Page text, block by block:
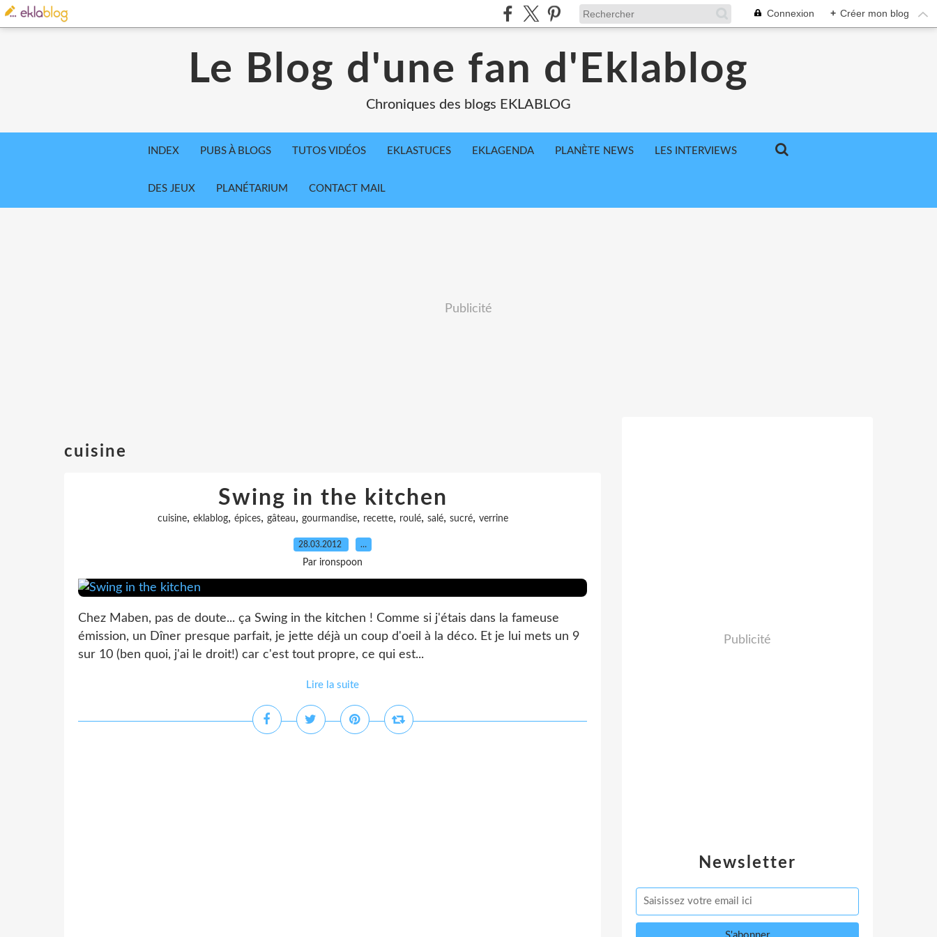
Connexion + Créer mon blog
Le Blog d'une fan d'Eklablog
Chroniques des blogs EKLABLOG
INDEX PUBS À BLOGS TUTOS VIDÉOS EKLASTUCES EKLAGENDA PLANÈTE NEWS LES INTERVIEWS
DES JEUX PLANÉTARIUM CONTACT MAIL
Publicité
cuisine
Swing in the kitchen
cuisine, eklablog, épices, gâteau, gourmandise, recette, roulé, salé, sucré, verrine
28.03.2012 …
Par ironspoon
Chez Maben, pas de doute... ça Swing in the kitchen ! Comme si j'étais dans la fameuse
émission, un Dîner presque parfait, je jette déjà un coup d'oeil à la déco. Et je lui mets un 9
sur 10 (ben quoi, j'ai le droit!) car c'est tout propre, ce qui est...
Lire la suite
Newsletter
Publicité